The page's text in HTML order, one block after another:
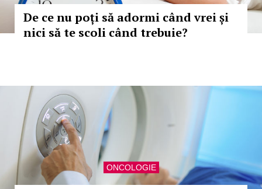
De ce nu poți să adormi când vrei și
nici să te scoli când trebuie?
ONCOLOGIE